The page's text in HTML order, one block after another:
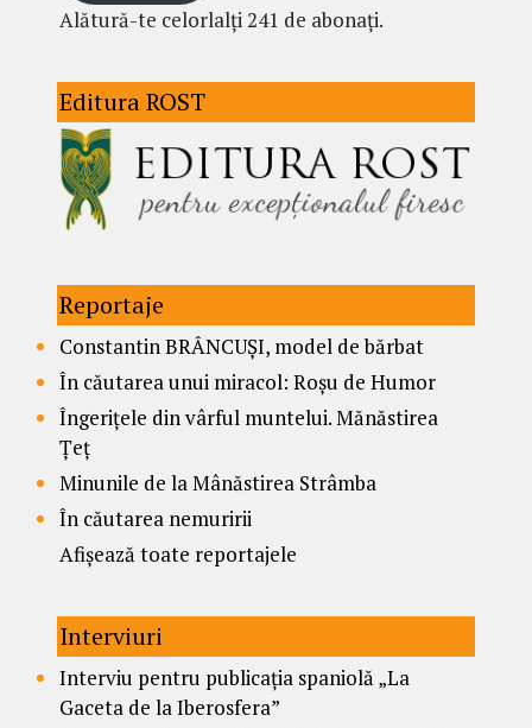
Alătură-te celorlalți 241 de abonați.
Editura ROST
Reportaje
Constantin BRÂNCUȘI, model de bărbat
În căutarea unui miracol: Roșu de Humor
Îngerițele din vârful muntelui. Mănăstirea
Țeț
Minunile de la Mânăstirea Strâmba
În căutarea nemuririi
Afișează toate reportajele
Interviuri
Interviu pentru publicația spaniolă „La
Gaceta de la Iberosfera”